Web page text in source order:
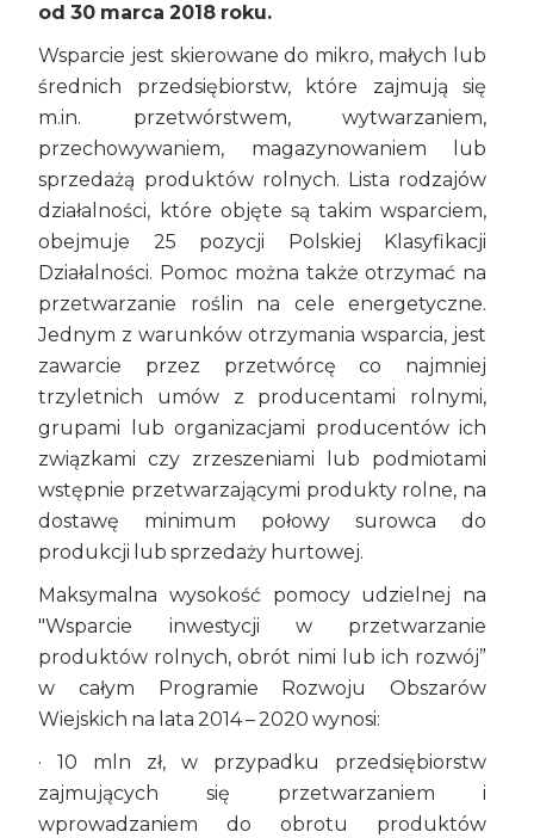
od 30 marca 2018 roku.
Wsparcie jest skierowane do mikro, małych lub
średnich przedsiębiorstw, które zajmują się
m.in. przetwórstwem, wytwarzaniem,
przechowywaniem, magazynowaniem lub
sprzedażą produktów rolnych. Lista rodzajów
działalności, które objęte są takim wsparciem,
obejmuje 25 pozycji Polskiej Klasyfikacji
Działalności. Pomoc można także otrzymać na
przetwarzanie roślin na cele energetyczne.
Jednym z warunków otrzymania wsparcia, jest
zawarcie przez przetwórcę co najmniej
trzyletnich umów z producentami rolnymi,
grupami lub organizacjami producentów ich
związkami czy zrzeszeniami lub podmiotami
wstępnie przetwarzającymi produkty rolne, na
dostawę minimum połowy surowca do
produkcji lub sprzedaży hurtowej.
Maksymalna wysokość pomocy udzielnej na
"Wsparcie inwestycji w przetwarzanie
produktów rolnych, obrót nimi lub ich rozwój”
w całym Programie Rozwoju Obszarów
Wiejskich na lata 2014 – 2020 wynosi:
· 10 mln zł, w przypadku przedsiębiorstw
zajmujących się przetwarzaniem i
wprowadzaniem do obrotu produktów